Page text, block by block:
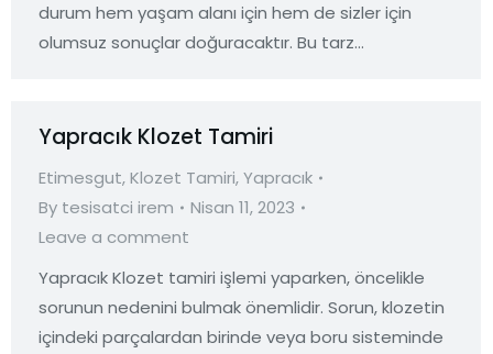
durum hem yaşam alanı için hem de sizler için
olumsuz sonuçlar doğuracaktır. Bu tarz…
Yapracık Klozet Tamiri
Etimesgut,Klozet Tamiri,Yapracık
By tesisatci irem
Nisan 11, 2023
Leave a comment
Yapracık Klozet tamiri işlemi yaparken, öncelikle
sorunun nedenini bulmak önemlidir. Sorun, klozetin
içindeki parçalardan birinde veya boru sisteminde